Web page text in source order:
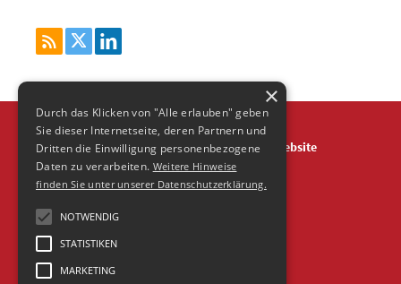
Über Impressum Datenschutz Agentur Website
Frische Fische Agentur-Blog is powered by Wordpress
×
Durch das Klicken von "Alle erlauben" geben
Sie dieser Internetseite, deren Partnern und
Dritten die Einwilligung personenbezogene
Daten zu verarbeiten. Weitere Hinweise
finden Sie unter unserer Datenschutzerklärung.
NOTWENDIG
STATISTIKEN
MARKETING